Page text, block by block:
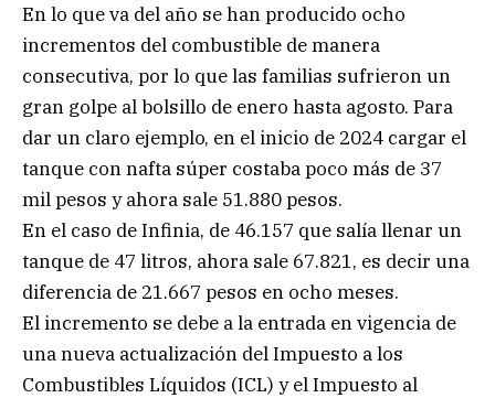
En lo que va del año se han producido ocho
incrementos del combustible de manera
consecutiva, por lo que las familias sufrieron un
gran golpe al bolsillo de enero hasta agosto. Para
dar un claro ejemplo, en el inicio de 2024 cargar el
tanque con nafta súper costaba poco más de 37
mil pesos y ahora sale 51.880 pesos.
En el caso de Infinia, de 46.157 que salía llenar un
tanque de 47 litros, ahora sale 67.821, es decir una
diferencia de 21.667 pesos en ocho meses.
El incremento se debe a la entrada en vigencia de
una nueva actualización del Impuesto a los
Combustibles Líquidos (ICL) y el Impuesto al